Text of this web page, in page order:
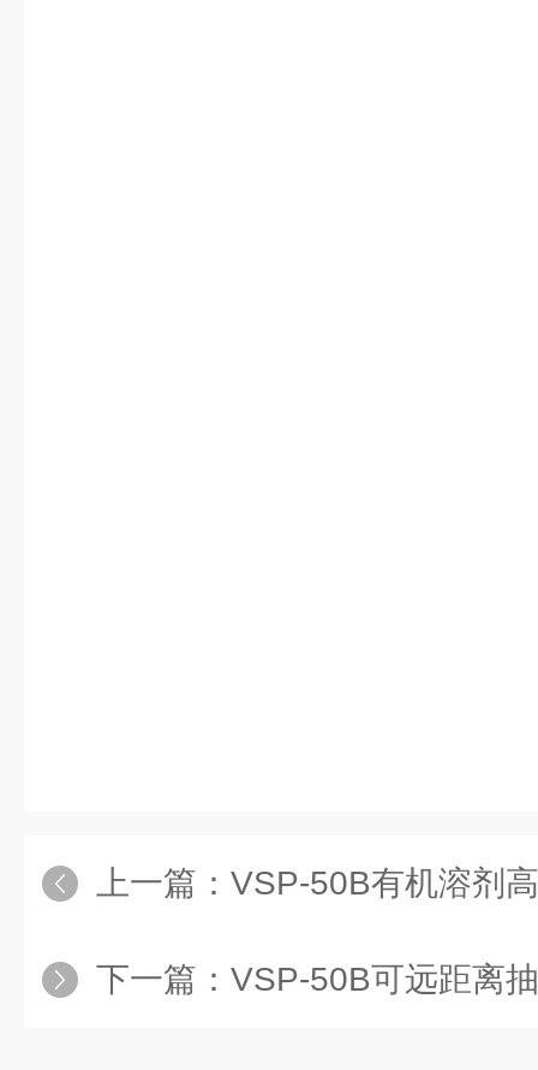
上一篇： VSP-50B有机溶剂
下一篇： VSP-50B可远距离抽水